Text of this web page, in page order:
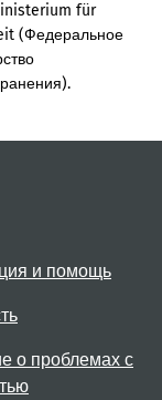
für
(Федеральное
и помощь
о проблемах с